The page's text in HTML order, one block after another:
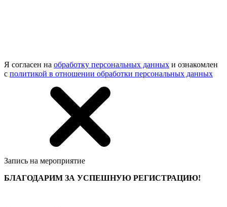
Я согласен на обработку персональных данных и ознакомлен
с политикой в отношении обработки персональных данных
Запись на мероприятие
БЛАГОДАРИМ ЗА УСПЕШНУЮ РЕГИСТРАЦИЮ!